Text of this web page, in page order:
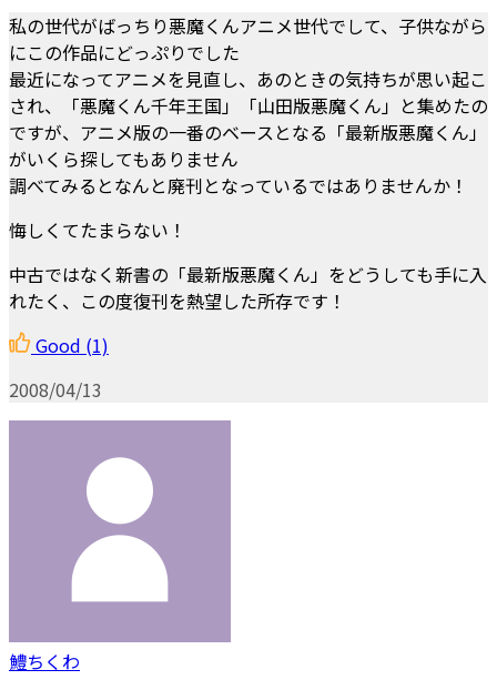
私の世代がばっちり悪魔くんアニメ世代でして、子供ながら
にこの作品にどっぷりでした
最近になってアニメを見直し、あのときの気持ちが思い起こ
され、「悪魔くん千年王国」「山田版悪魔くん」と集めたの
ですが、アニメ版の一番のベースとなる「最新版悪魔くん」
がいくら探してもありません
調べてみるとなんと廃刊となっているではありませんか！
悔しくてたまらない！
中古ではなく新書の「最新版悪魔くん」をどうしても手に入
れたく、この度復刊を熱望した所存です！
Good (1)
2008/04/13
鱧ちくわ